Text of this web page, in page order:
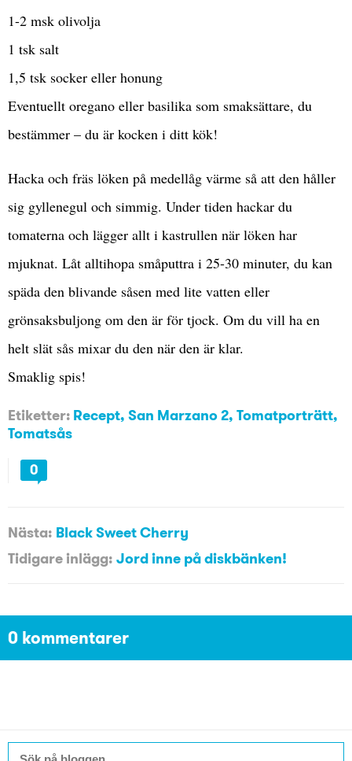
1-2 msk olivolja
1 tsk salt
1,5 tsk socker eller honung
Eventuellt oregano eller basilika som smaksättare, du
bestämmer – du är kocken i ditt kök!
Hacka och fräs löken på medellåg värme så att den håller
sig gyllenegul och simmig. Under tiden hackar du
tomaterna och lägger allt i kastrullen när löken har
mjuknat. Låt alltihopa småputtra i 25-30 minuter, du kan
späda den blivande såsen med lite vatten eller
grönsaksbuljong om den är för tjock. Om du vill ha en
helt slät sås mixar du den när den är klar.
Smaklig spis!
Etiketter: Recept, San Marzano 2, Tomatporträtt,
Tomatsås
0
Nästa: Black Sweet Cherry
Tidigare inlägg: Jord inne på diskbänken!
0 kommentarer